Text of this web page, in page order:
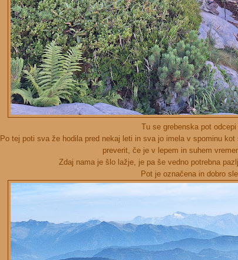
Tu se grebenska pot odcepi
Po tej poti sva že hodila pred nekaj leti in sva jo imela v spominu
preverit, če je v lepem in suhem
Zdaj nama je šlo lažje, je pa še vedno potrebna
Pot je označena in dobro